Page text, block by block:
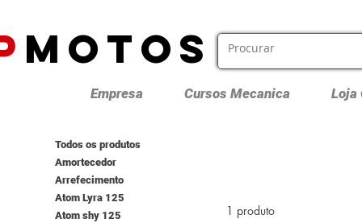
MOTOS
Empresa Cursos Mecanica Loja
Todos os produtos
Amortecedor
Arrefecimento
Atom Lyra 125
Atom shy 125
1 produto